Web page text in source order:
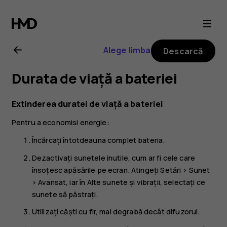
Ghid
de
utilizare
Nokia
1.4
Alege limba Descarcă
Durata de viață a bateriei
Extinderea duratei de viață a bateriei
Pentru a economisi energie:
Încărcați întotdeauna complet bateria.
Dezactivați sunetele inutile, cum ar fi cele care
însoțesc apăsările pe ecran. AtingețiSetări > Sunet
> Avansat, iar în Alte sunete și vibrații, selectați ce
sunete să păstrați.
Utilizați căști cu fir, mai degrabă decât difuzorul.